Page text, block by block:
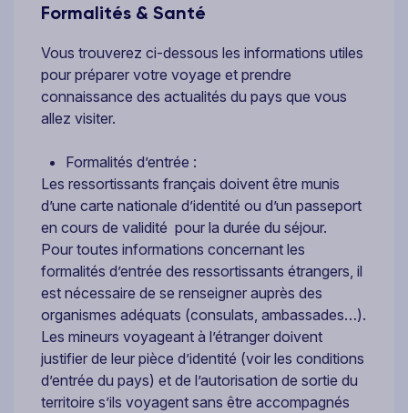
Formalités & Santé
Vous trouverez ci-dessous les informations utiles
pour préparer votre voyage et prendre
connaissance des actualités du pays que vous
allez visiter.
Formalités d’entrée :
Les ressortissants français doivent être munis
d’une carte nationale d’identité ou d’un passeport
en cours de validité pour la durée du séjour.
Pour toutes informations concernant les
formalités d’entrée des ressortissants étrangers, il
est nécessaire de se renseigner auprès des
organismes adéquats (consulats, ambassades…).
Les mineurs voyageant à l’étranger doivent
justifier de leur pièce d’identité (voir les conditions
d’entrée du pays) et de l’autorisation de sortie du
territoire s’ils voyagent sans être accompagnés